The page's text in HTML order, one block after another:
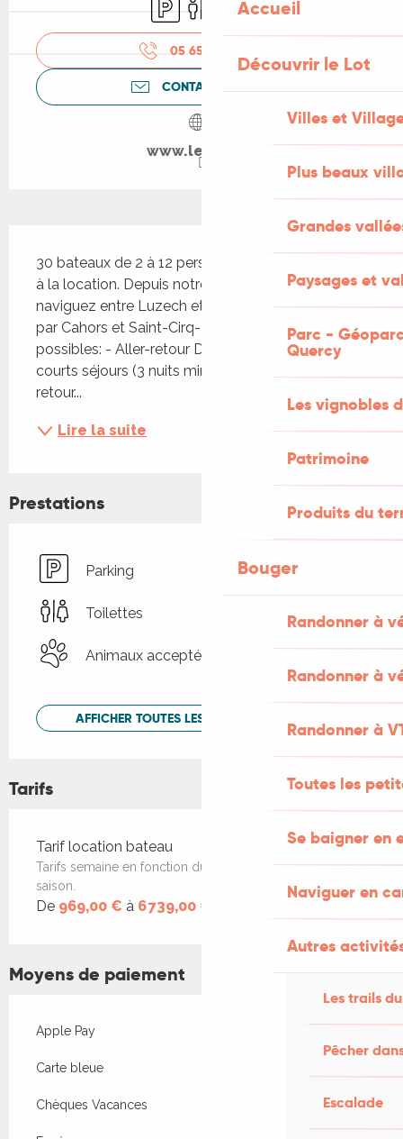
Accueil
Découvrir le Lot
Villes et
Plus beaux
Grandes
Paysages et
Parc -
Quercy
Les vignobles
Patrimoine
Produits du
Bouger
Randonner à
Randonner à
Randonner à
Toutes les
Se baigner en
Naviguer en
Autres
Les trails
Pêcher
Escalade
05 65 20 08
CONTACTEZ-NOUS
www.leboat.fr
30 bateaux de 2 à 12 personnes sont disponibles
à la location. Depuis notre base de Douelle,
naviguez entre Luzech et Larnagol, en passant
par Cahors et Saint-Cirq-Lapopie. Itinéraires
possibles: - Aller-retour Douelle-Vers pour les
courts séjours (3 nuits minimum) OU - Aller-
retour...
Lire la suite
Prestations
Parking
Toilettes
Animaux acceptés
AFFICHER TOUTES LES PRESTATIONS
Tarifs
Tarifs 2026
Tarif location bateau
Tarifs semaine en fonction du nombre de places et de la
saison.
De 969,00 € à 6 739,00 €
Moyens de paiement
Apple Pay
Carte bleue
Chèques Vacances